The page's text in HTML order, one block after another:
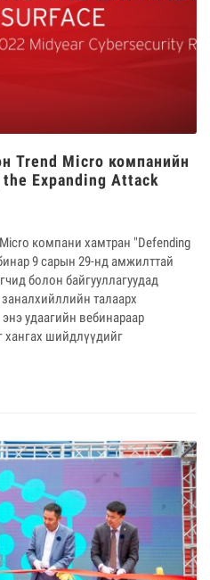
Trend Micro компанийн
Expanding Attack
компани хамтран "Defending
9 сарын 29-нд амжилттай
болон байгууллагуудад
талаарх
удаагийн вебинараар
хангах шийдлүүдийг